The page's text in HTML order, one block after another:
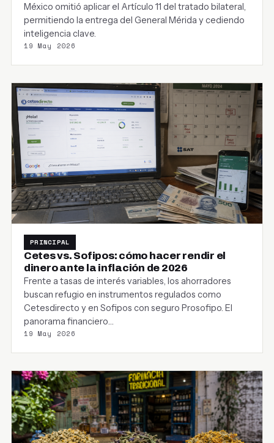
México omitió aplicar el Artículo 11 del tratado bilateral,
permitiendo la entrega del General Mérida y cediendo
inteligencia clave.
19 May 2026
PRINCIPAL
Cetes vs. Sofipos: cómo hacer rendir el
dinero ante la inflación de 2026
Frente a tasas de interés variables, los ahorradores
buscan refugio en instrumentos regulados como
Cetesdirecto y en Sofipos con seguro Prosofipo. El
panorama financiero…
19 May 2026